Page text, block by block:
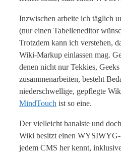
Inzwischen arbeite ich täglich
(nur einen Tabelleneditor
Trotzdem kann ich verstehen,
Wiki-Markup einlassen mag.
denen nicht nur Tekkies,
zusammenarbeiten, besteht
niederschwellige, gepflegte
MindTouch ist so eine.
Der vielleicht banalste und
Wiki besitzt einen
jedem CMS her kennt,